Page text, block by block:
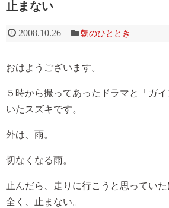
止まない
2008.10.26 朝のひととき
おはようございます。
５時から撮ってあったドラマと「ガ
いたスズキです。
外は、雨。
切なくなる雨。
止んだら、走りに行こうと思っていた
全く、止まない。